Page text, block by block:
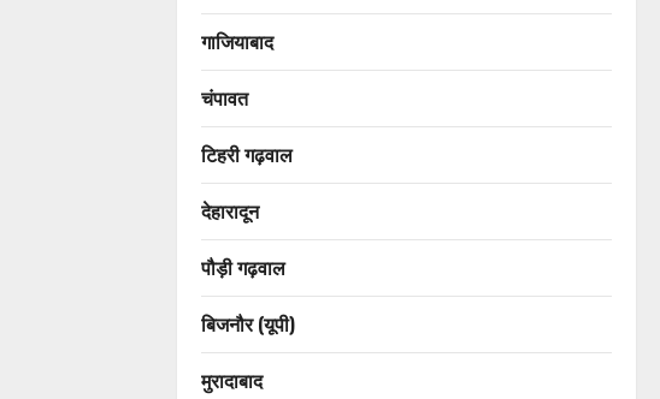
गाजियाबाद
चंपावत
टिहरी गढ़वाल
देहारादून
पौड़ी गढ़वाल
बिजनौर (यूपी)
मुरादाबाद